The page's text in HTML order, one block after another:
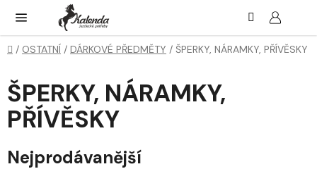
obsah
Domů
/ OSTATNÍ / DÁRKOVÉ PŘEDMĚTY / ŠPERKY, NÁRAMKY, PŘÍVĚSKY
ŠPERKY, NÁRAMKY,
PŘÍVĚSKY
Nejprodávanější